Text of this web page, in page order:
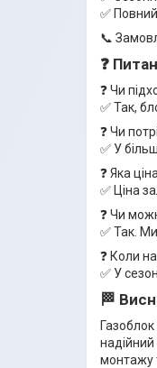
✅
📞
❓
❓ Чи
✅ Так,
❓ Чи
✅ У
❓ Яка
✅ Ціна
❓ Чи
✅ Так.
❓ Коли
✅ У
🏁
монтажу